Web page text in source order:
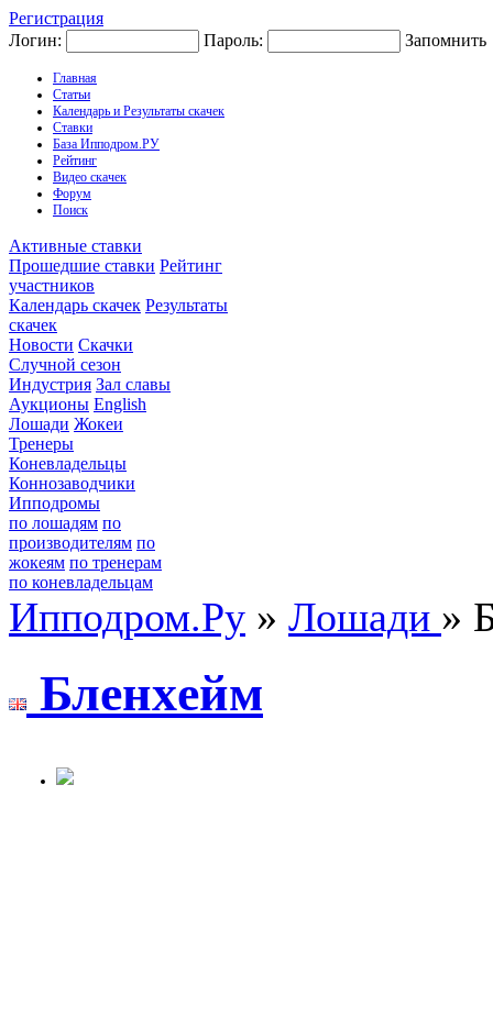
Регистрация
Логин:
Пароль: Запомнить
Главная
Статьи
Календарь и Результаты скачек
Ставки
База Ипподром.РУ
Рейтинг
Видео скачек
Форум
Поиск
Активные ставки
Прошедшие ставки Рейтинг
участников
Календарь скачек Результаты
скачек
Новости Скачки
Случной сезон
Индустрия Зал славы
Аукционы English
Лошади Жокеи
Тренеры
Коневладельцы
Коннозаводчики
Ипподромы
по лошадям по
производителям по
жокеям по тренерам
по коневладельцам
Ипподром.Ру » Лошади »
Бленxейм